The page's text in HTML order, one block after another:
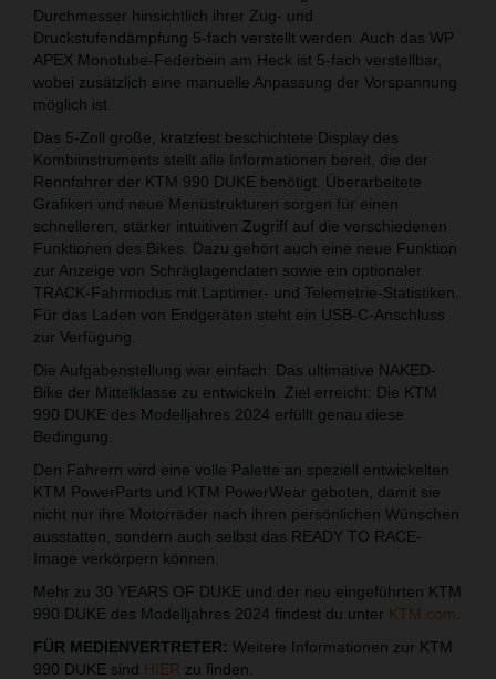
Durchmesser hinsichtlich ihrer Zug- und
Druckstufendämpfung 5-fach verstellt werden. Auch das WP
APEX Monotube-Federbein am Heck ist 5-fach verstellbar,
wobei zusätzlich eine manuelle Anpassung der Vorspannung
möglich ist.
Das 5-Zoll große, kratzfest beschichtete Display des
Kombiinstruments stellt alle Informationen bereit, die der
Rennfahrer der KTM 990 DUKE benötigt. Überarbeitete
Grafiken und neue Menüstrukturen sorgen für einen
schnelleren, stärker intuitiven Zugriff auf die verschiedenen
Funktionen des Bikes. Dazu gehört auch eine neue Funktion
zur Anzeige von Schräglagendaten sowie ein optionaler
TRACK-Fahrmodus mit Laptimer- und Telemetrie-Statistiken.
Für das Laden von Endgeräten steht ein USB-C-Anschluss
zur Verfügung.
Die Aufgabenstellung war einfach: Das ultimative NAKED-
Bike der Mittelklasse zu entwickeln. Ziel erreicht: Die KTM
990 DUKE des Modelljahres 2024 erfüllt genau diese
Bedingung.
Den Fahrern wird eine volle Palette an speziell entwickelten
KTM PowerParts und KTM PowerWear geboten, damit sie
nicht nur ihre Motorräder nach ihren persönlichen Wünschen
ausstatten, sondern auch selbst das READY TO RACE-
Image verkörpern können.
Mehr zu 30 YEARS OF DUKE und der neu eingeführten KTM
990 DUKE des Modelljahres 2024 findest du unter KTM.com
FÜR MEDIENVERTRETER: Weitere Informationen zur KTM
990 DUKE sind HIER zu finden.